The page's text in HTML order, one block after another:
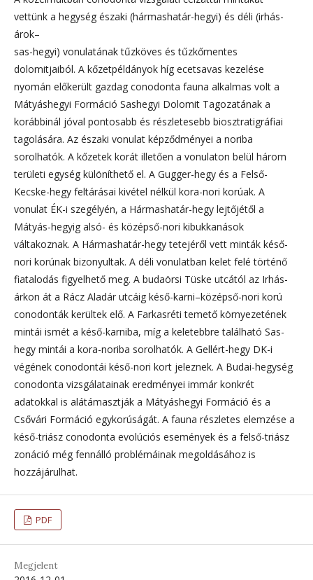
vettünk a hegység északi (hármashatár-hegyi) és déli (irhás-
árok–
sas-hegyi) vonulatának tűzköves és tűzkőmentes
dolomitjaiból. A kőzetpéldányok híg ecetsavas kezelése
nyomán előkerült gazdag conodonta fauna alkalmas volt a
Mátyáshegyi Formáció Sashegyi Dolomit Tagozatának a
korábbinál jóval pontosabb és részletesebb biosztratigráfiai
tagolására. Az északi vonulat képződményei a noriba
sorolhatók. A kőzetek korát illetően a vonulaton belül három
területi egység különíthető el. A Gugger-hegy és a Felső-
Kecske-hegy feltárásai kivétel nélkül kora-nori korúak. A
vonulat ÉK-i szegélyén, a Hármashatár-hegy lejtőjétől a
Mátyás-hegyig alsó- és középső-nori kibukkanások
váltakoznak. A Hármashatár-hegy tetejéről vett minták késő-
nori korúnak bizonyultak. A déli vonulatban kelet felé történő
fiatalodás figyelhető meg. A budaörsi Tüske utcától az Irhás-
árkon át a Rácz Aladár utcáig késő-karni–középső-nori korú
conodonták kerültek elő. A Farkasréti temető környezetének
mintái ismét a késő-karniba, míg a keletebbre található Sas-
hegy mintái a kora-noriba sorolhatók. A Gellért-hegy DK-i
végének conodontái késő-nori kort jeleznek. A Budai-hegység
conodonta vizsgálatainak eredményei immár konkrét
adatokkal is alátámasztják a Mátyáshegyi Formáció és a
Csővári Formáció egykorúságát. A fauna részletes elemzése a
késő-triász conodonta evolúciós események és a felső-triász
zonáció még fennálló problémáinak megoldásához is
hozzájárulhat.
PDF
Megjelent